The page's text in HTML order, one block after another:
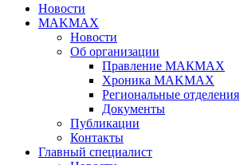
Новости
MAKMAX
Новости
Об организации
Правление МАКМАХ
Хроника MAKMAX
Региональные отделения
Документы
Публикации
Контакты
Главный специалист